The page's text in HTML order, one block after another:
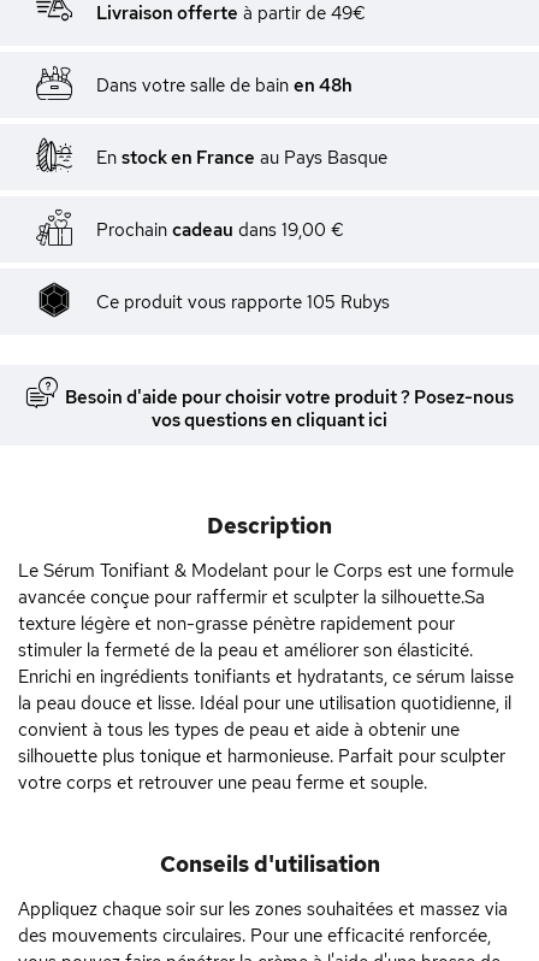
Livraison offerte à partir de 49€
Dans votre salle de bain en 48h
En stock en France au Pays Basque
Prochain cadeau dans 19,00 €
Ce produit vous rapporte 105 Rubys
Besoin d'aide pour choisir votre produit ? Posez-nous
vos questions en cliquant ici
Description
Le Sérum Tonifiant & Modelant pour le Corps est une formule
avancée conçue pour raffermir et sculpter la silhouette.Sa
texture légère et non-grasse pénètre rapidement pour
stimuler la fermeté de la peau et améliorer son élasticité.
Enrichi en ingrédients tonifiants et hydratants, ce sérum laisse
la peau douce et lisse. Idéal pour une utilisation quotidienne, il
convient à tous les types de peau et aide à obtenir une
silhouette plus tonique et harmonieuse. Parfait pour sculpter
votre corps et retrouver une peau ferme et souple.
Conseils d'utilisation
Appliquez chaque soir sur les zones souhaitées et massez via
des mouvements circulaires. Pour une efficacité renforcée,